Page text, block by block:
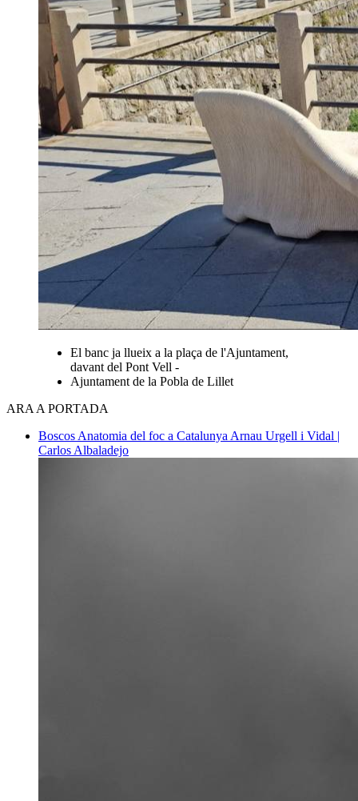
El banc ja llueix a la plaça de l'Ajuntament,
davant del Pont Vell -
Ajuntament de la Pobla de Lillet
ARA A PORTADA
Boscos Anatomia del foc a Catalunya Arnau Urgell i Vidal |
Carlos Albaladejo